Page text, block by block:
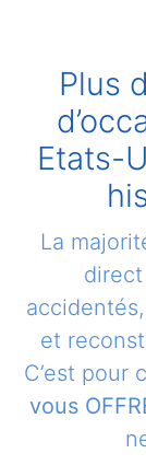
Plus
Etats-
La
et
C’est pour
vous